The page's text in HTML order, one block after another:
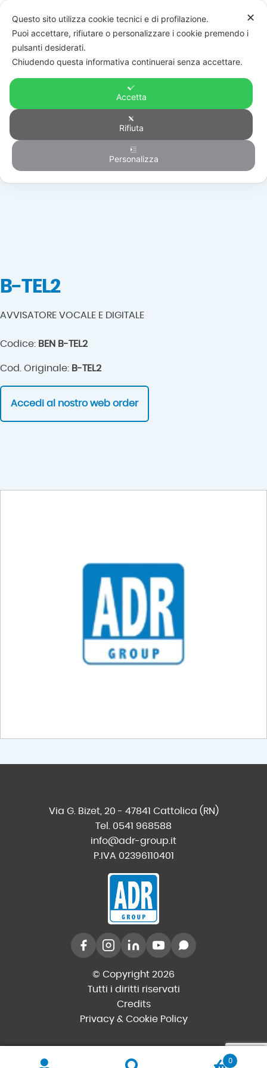
Generico
B-TEL2
AVVISATORE VOCALE E DIGITALE
Codice: BEN B-TEL2
Cod. Originale: B-TEL2
Accedi al nostro web order
Via G. Bizet, 20 - 47841 Cattolica (RN)
Tel. 0541 968588
info@adr-group.it
P.IVA 02396110401
© Copyright 2026
Tutti i diritti riservati
Credits
Privacy & Cookie Policy
0
✕
Questo sito utilizza cookie tecnici e di profilazione.
Puoi accettare, rifiutare o personalizzare i cookie premendo i
pulsanti desiderati.
Chiudendo questa informativa continuerai senza accettare.
Accetta
Rifiuta
Personalizza